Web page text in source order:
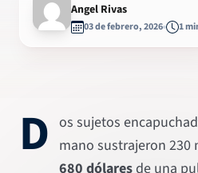
Angel Rivas
03 de febrero, 2026 1
D os sujetos
mano sustrajeron 230
680 dólares de una